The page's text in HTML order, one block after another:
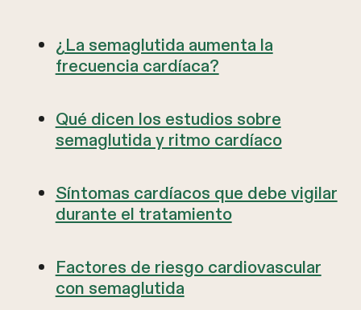
¿La semaglutida aumenta la
frecuencia cardíaca?
Qué dicen los estudios sobre
semaglutida y ritmo cardíaco
Síntomas cardíacos que debe vigilar
durante el tratamiento
Factores de riesgo cardiovascular
con semaglutida